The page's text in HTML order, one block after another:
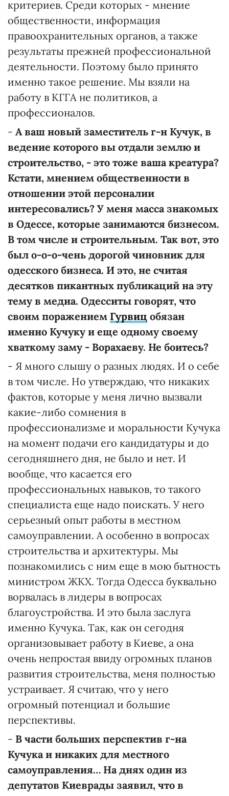
критериев. Среди которых - мнение
общественности, информация
правоохранительных органов, а также
результаты прежней профессиональной
деятельности. Поэтому было принято
именно такое решение. Мы взяли на
работу в КГГА не политиков, а
профессионалов.
- А ваш новый заместитель г-н Кучук, в
ведение которого вы отдали землю и
строительство, - это тоже ваша креатура?
Кстати, мнением общественности в
отношении этой персоналии
интересовались? У меня масса знакомых
в Одессе, которые занимаются бизнесом.
В том числе и строительным. Так вот, это
был о-о-о-чень дорогой чиновник для
одесского бизнеса. И это, не считая
десятков пикантных публикаций на эту
тему в медиа. Одесситы говорят, что
своим поражением Гурвиц обязан
именно Кучуку и еще одному своему
хваткому заму - Ворахаеву. Не боитесь?
- Я много слышу о разных людях. И о себе
в том числе. Но утверждаю, что никаких
фактов, которые у меня лично вызвали
какие-либо сомнения в
профессионализме и моральности Кучука
на момент подачи его кандидатуры и до
сегодняшнего дня, не было и нет. И
вообще, что касается его
профессиональных навыков, то такого
специалиста еще надо поискать. У него
серьезный опыт работы в местном
самоуправлении. А особенно в вопросах
строительства и архитектуры. Мы
познакомились с ним еще в мою бытность
министром ЖКХ. Тогда Одесса буквально
ворвалась в лидеры в вопросах
благоустройства. И это была заслуга
именно Кучука. Так, как он сегодня
организовывает работу в Киеве, а она
очень непростая ввиду огромных планов
развития строительства, меня полностью
устраивает. Я считаю, что у него
огромный потенциал и большие
перспективы.
- В части больших перспектив г-на
Кучука и никаких для местного
самоуправления… На днях один из
депутатов Киеврады заявил, что в